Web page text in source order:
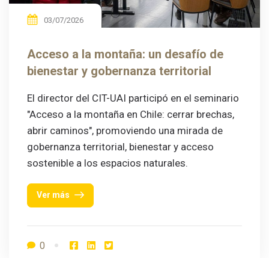
03/07/2026
Acceso a la montaña: un desafío de
bienestar y gobernanza territorial
El director del CIT-UAI participó en el seminario
"Acceso a la montaña en Chile: cerrar brechas,
abrir caminos", promoviendo una mirada de
gobernanza territorial, bienestar y acceso
sostenible a los espacios naturales.
Ver más
0